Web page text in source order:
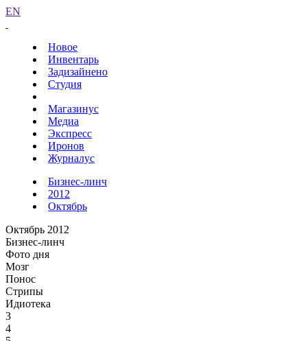
EN
Новое
Инвентарь
Задизайнено
Студия
Магазинус
Медиа
Экспресс
Иронов
Журналус
Бизнес-линч
2012
Октябрь
Октябрь 2012
Бизнес-линч
Фото дня
Мозг
Понос
Стрипы
Идиотека
3
4